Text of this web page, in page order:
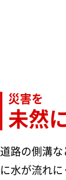
災害を
未然
道路の側溝
に水が流れ